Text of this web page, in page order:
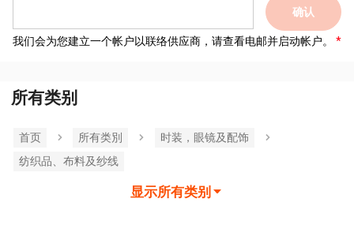
确认
我们会为您建立一个帐户以联络供应商，请查看电邮并启动帐户。
所有类别
首页 所有类別
时装，眼镜及配饰
纺织品、布料及纱线
显示所有类别